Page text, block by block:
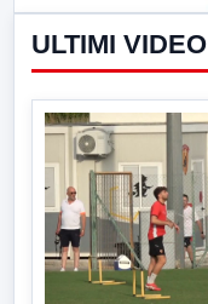
ULTIMI VIDEO